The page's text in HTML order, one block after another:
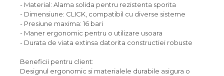
- Material: Alama solida pentru rezistenta sporita
- Dimensiune: CLICK, compatibil cu diverse sisteme
- Presiune maxima: 16 bari
- Maner ergonomic pentru o utilizare usoara
- Durata de viata extinsa datorita constructiei robuste
Beneficii pentru client:
Designul ergonomic si materialele durabile asigura o